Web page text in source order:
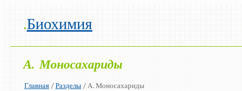
.Биохимия
А. Моносахариды
Главная /Разделы / А. Моносахариды